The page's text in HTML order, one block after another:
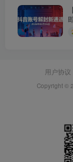
用户协议
Copyright ©